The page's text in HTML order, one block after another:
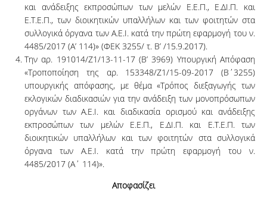
και ανάδειξης εκπροσώπων των μελών Ε.Ε.Π., Ε.ΔΙ.Π. και
Ε.Τ.Ε.Π., των διοικητικών υπαλλήλων και των φοιτητών στα
συλλογικά όργανα των Α.Ε.Ι. κατά την πρώτη εφαρμογή του ν.
4485/2017 (Α’ 114)» (ΦΕΚ 3255/ τ. Β’ /15.9.2017).
Την αρ. 191014/Ζ1/13-11-17 (Β’ 3969) Υπουργική Απόφαση
«Τροποποίηση της αρ. 153348/Ζ1/15-09-2017 (Β΄3255)
υπουργικής απόφασης, με θέμα «Τρόπος διεξαγωγής των
εκλογικών διαδικασιών για την ανάδειξη των μονοπρόσωπων
οργάνων των Α.Ε.Ι. και διαδικασία ορισμού και ανάδειξης
εκπροσώπων των μελών Ε.Ε.Π., Ε.ΔΙ.Π. και Ε.Τ.Ε.Π. των
διοικητικών υπαλλήλων και των φοιτητών στα συλλογικά
όργανα των Α.Ε.Ι. κατά την πρώτη εφαρμογή του ν.
4485/2017 (Α΄ 114)».
Αποφασίζει